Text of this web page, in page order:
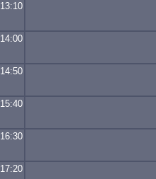
13:10
14:00
14:50
15:40
16:30
17:20